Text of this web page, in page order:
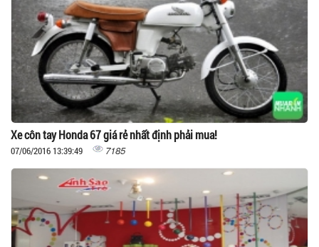
Xe côn tay Honda 67 giá rẻ nhất định phải mua!
07/06/2016 13:39:49 7185